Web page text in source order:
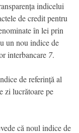
indicelui
de credit pentru
în lei prin
un nou indice de
interbancare 7.
de referință al
zi lucrătoare pe
că noul indice de